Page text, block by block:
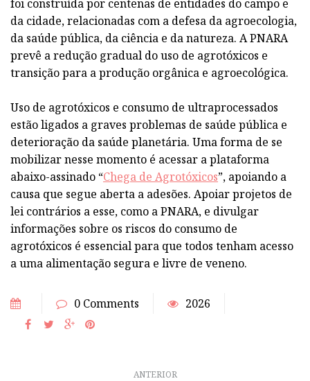
foi construída por centenas de entidades do campo e
da cidade, relacionadas com a defesa da agroecologia,
da saúde pública, da ciência e da natureza. A PNARA
prevê a redução gradual do uso de agrotóxicos e
transição para a produção orgânica e agroecológica.
Uso de agrotóxicos e consumo de ultraprocessados
estão ligados a graves problemas de saúde pública e
deterioração da saúde planetária. Uma forma de se
mobilizar nesse momento é acessar a plataforma
abaixo-assinado “Chega de Agrotóxicos”, apoiando a
causa que segue aberta a adesões. Apoiar projetos de
lei contrários a esse, como a PNARA, e divulgar
informações sobre os riscos do consumo de
agrotóxicos é essencial para que todos tenham acesso
a uma alimentação segura e livre de veneno.
0 Comments 2026
ANTERIOR